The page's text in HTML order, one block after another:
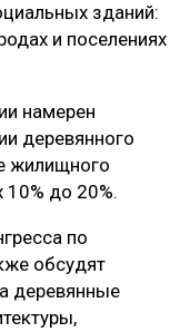
зданий:
и поселениях
намерен
деревянного
жилищного
10% до 20%.
по
обсудят
деревянные